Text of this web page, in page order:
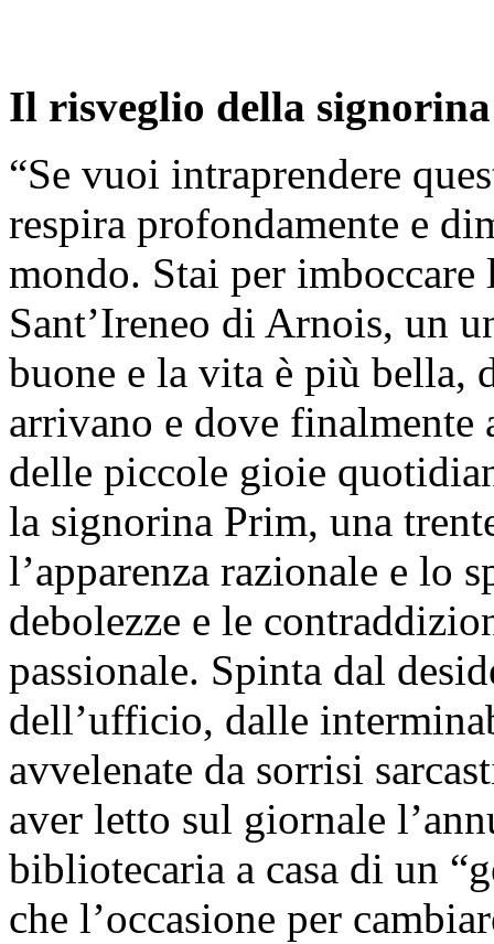
Il risveglio della
“Se vuoi intraprendere
respira profondamente e
mondo. Stai per imboccare
Sant’Ireneo di Arnois, un
buone e la vita è più bella,
arrivano e dove finalmente
delle piccole gioie
la signorina Prim, una
l’apparenza razionale e lo
debolezze e le
passionale. Spinta dal
dell’ufficio, dalle
avvelenate da sorrisi
aver letto sul giornale
bibliotecaria a casa di un
che l’occasione per